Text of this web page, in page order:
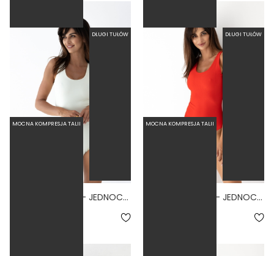
DŁUGI TUŁÓW
BASIC TALL BONE - JEDNOCZĘŚCIOWY STRÓJ KĄPIELOWY DLA WYSOKICH MODELUJĄCY BIAŁY
DŁUGI TUŁÓW
BASIC TALL FIERO - JEDNOCZĘŚCIOWY STRÓJ KĄPIELOWY DLA WYSOKICH MODELUJĄCY CZERWONY
MOCNA KOMPRESJA TALII MOCNA KOMPRESJA TALII